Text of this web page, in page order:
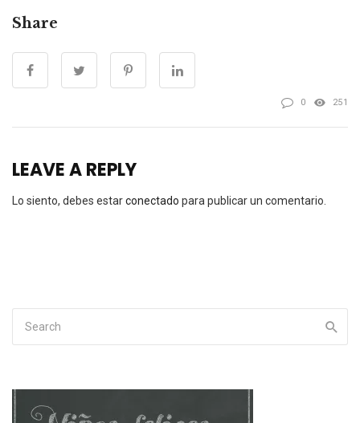
Share
0 251
LEAVE A REPLY
Lo siento, debes estarconectado para publicar un comentario.